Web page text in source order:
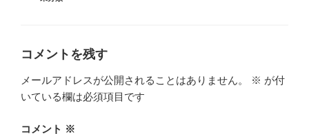
コメントを残す
メールアドレスが公開されることはありません。 ※ が付
いている欄は必須項目です
コメント ※